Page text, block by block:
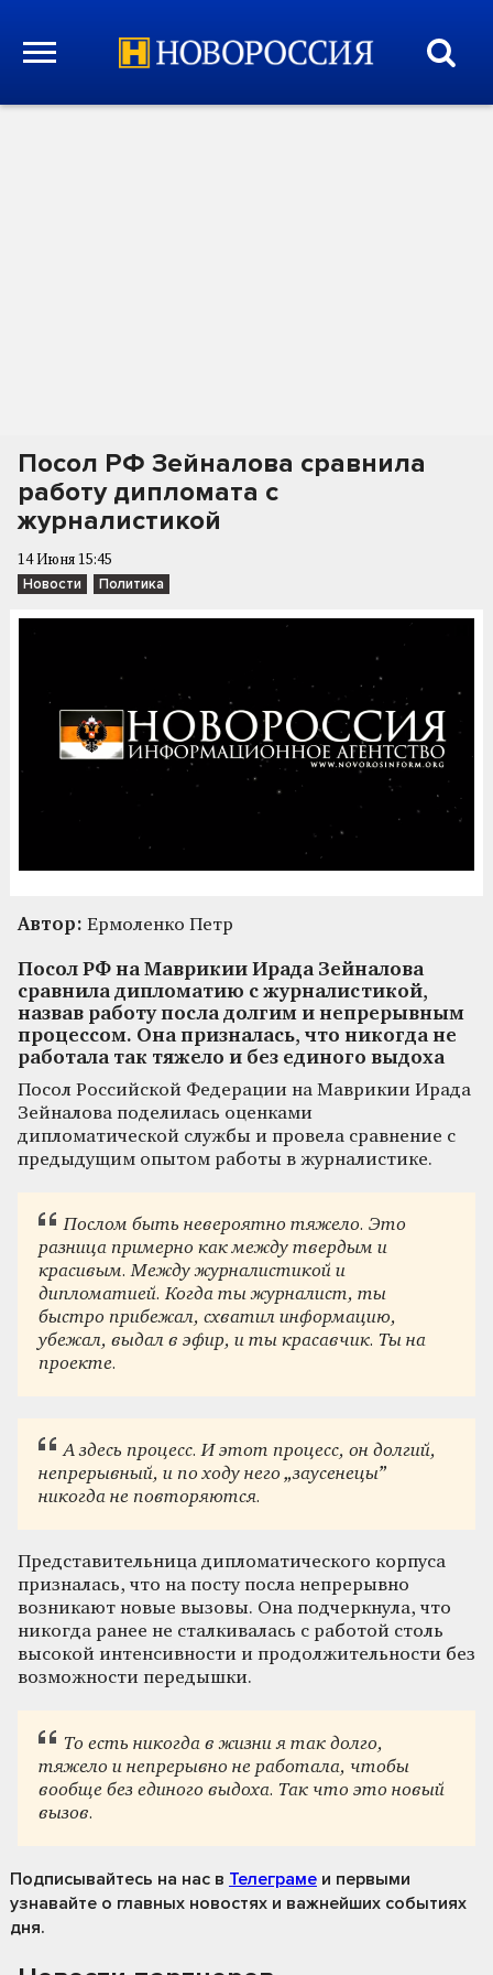
Посол РФ Зейналова сравнила
работу дипломата с
журналистикой
14 Июня 15:45
Новости Политика
Автор: Ермоленко Петр
Посол РФ на Маврикии Ирада Зейналова
сравнила дипломатию с журналистикой,
назвав работу посла долгим и непрерывным
процессом. Она призналась, что никогда не
работала так тяжело и без единого выдоха
Посол Российской Федерации на Маврикии Ирада
Зейналова поделилась оценками
дипломатической службы и провела сравнение с
предыдущим опытом работы в журналистике.
Послом быть невероятно тяжело. Это
разница примерно как между твердым и
красивым. Между журналистикой и
дипломатией. Когда ты журналист, ты
быстро прибежал, схватил информацию,
убежал, выдал в эфир, и ты красавчик. Ты на
проекте.
А здесь процесс. И этот процесс, он долгий,
непрерывный, и по ходу него „заусенецы”
никогда не повторяются.
Представительница дипломатического корпуса
призналась, что на посту посла непрерывно
возникают новые вызовы. Она подчеркнула, что
никогда ранее не сталкивалась с работой столь
высокой интенсивности и продолжительности без
возможности передышки.
То есть никогда в жизни я так долго,
тяжело и непрерывно не работала, чтобы
вообще без единого выдоха. Так что это новый
вызов.
Подписывайтесь на нас в Телеграме и первыми
узнавайте о главных новостях и важнейших событиях
дня.